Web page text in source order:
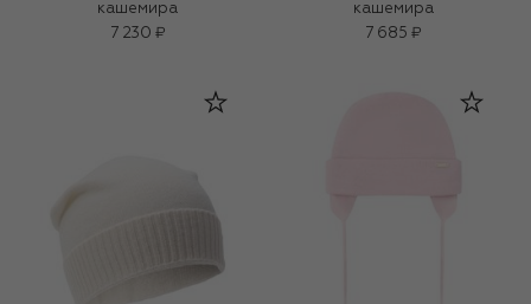
кашемира
7 230 ₽
кашемира
7 685 ₽